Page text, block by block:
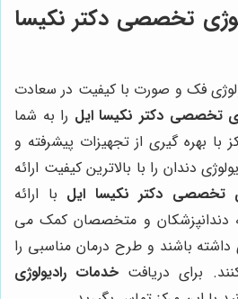
تخصصی دکتر نکیسا
فک و صورت با کیفیت در سعادت
تخصصی دکتر نکیسا ایل را به شما
با بهره گیری از تجهیزات پیشرفته و
دندان را با بالاترین کیفیت ارائه
تخصصی دکتر نکیسا ایل با ارائه
دندانپزشکان و متخصصان کمک می
باشند و طرح درمان مناسبی را
برای دریافت خدمات رادیولوژی